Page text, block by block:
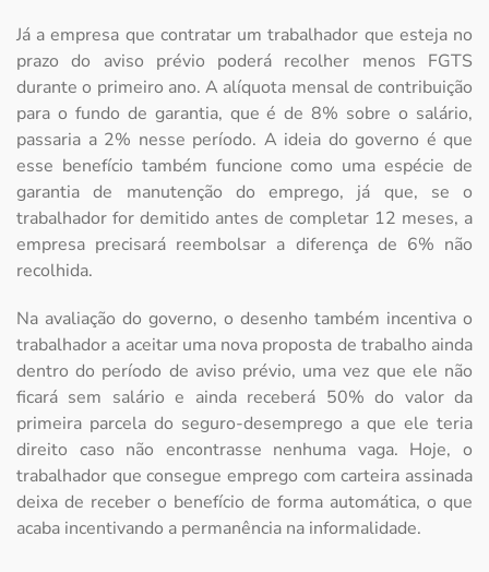
Já a empresa que contratar um trabalhador que esteja no
prazo do aviso prévio poderá recolher menos FGTS
durante o primeiro ano. A alíquota mensal de contribuição
para o fundo de garantia, que é de 8% sobre o salário,
passaria a 2% nesse período. A ideia do governo é que
esse benefício também funcione como uma espécie de
garantia de manutenção do emprego, já que, se o
trabalhador for demitido antes de completar 12 meses, a
empresa precisará reembolsar a diferença de 6% não
recolhida.
Na avaliação do governo, o desenho também incentiva o
trabalhador a aceitar uma nova proposta de trabalho ainda
dentro do período de aviso prévio, uma vez que ele não
ficará sem salário e ainda receberá 50% do valor da
primeira parcela do seguro-desemprego a que ele teria
direito caso não encontrasse nenhuma vaga. Hoje, o
trabalhador que consegue emprego com carteira assinada
deixa de receber o benefício de forma automática, o que
acaba incentivando a permanência na informalidade.